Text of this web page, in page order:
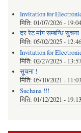
Invitation for
मिति: 01/07/2026 - 19:04
दर रेट मांग सम्बन्धि सुचना
मिति: 05/02/2025 - 12:46
Invitation for
मिति: 02/27/2025 - 13:57
सूचना !
मिति: 05/10/2021 - 11:03
Suchana !!!
मिति: 01/12/2021 - 19:13